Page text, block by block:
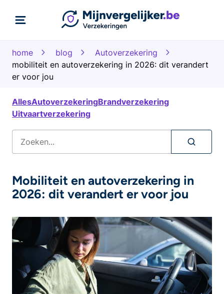
home blog
Autoverzekering
mobiliteit en autoverzekering in 2026: dit verandert
er voor jou
AllesAutoverzekeringBrandverzekering
Uitvaartverzekering
Mobiliteit en autoverzekering in
2026: dit verandert er voor jou